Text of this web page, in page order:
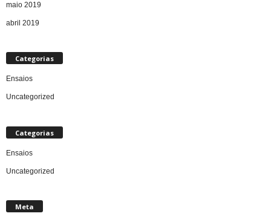
maio 2019
abril 2019
Categorias
Ensaios
Uncategorized
Categorias
Ensaios
Uncategorized
Meta